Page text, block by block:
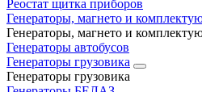
Реостат щитка приборов
Генераторы, магнето и
Генераторы, магнето и
Генераторы автобусов
Генераторы грузовика
Генераторы грузовика